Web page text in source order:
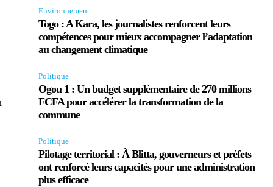
Environnement
Togo : A Kara, les journalistes renforcent leurs
compétences pour mieux accompagner l’adaptation
au changement climatique
Politique
Ogou 1 : Un budget supplémentaire de 270 millions
FCFA pour accélérer la transformation de la
commune
Politique
Pilotage territorial : À Blitta, gouverneurs et préfets
ont renforcé leurs capacités pour une administration
plus efficace